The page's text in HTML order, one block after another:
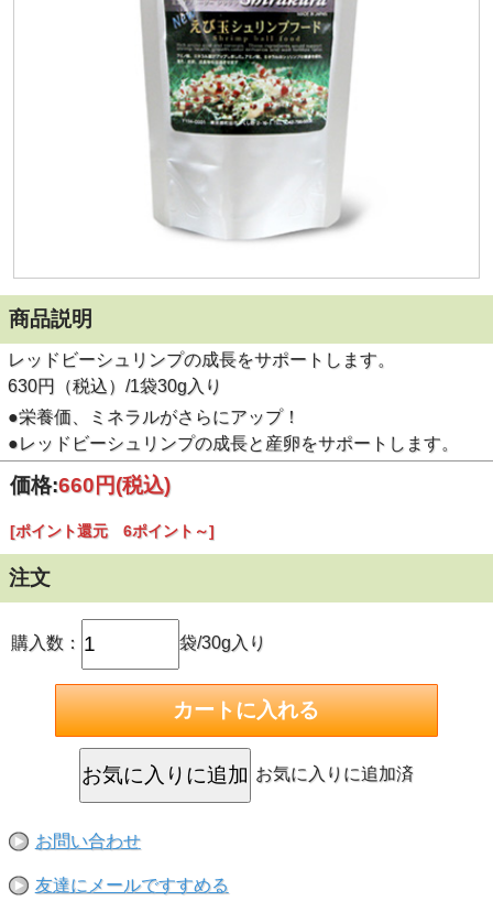
商品説明
レッドビーシュリンプの成長をサポートします。
630円（税込）/1袋30g入り
●栄養価、ミネラルがさらにアップ！
●レッドビーシュリンプの成長と産卵をサポートします。
価格:660円(税込)
[ポイント還元 6ポイント～]
注文
購入数： 袋/30g入り
お気に入りに追加済
お問い合わせ
友達にメールですすめる